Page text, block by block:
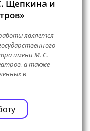
Щепкина и
является
имени М. С.
а также
в